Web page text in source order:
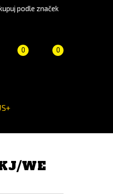
podle značek
Košík 0
(prázdný)
Porovnání
0
WE